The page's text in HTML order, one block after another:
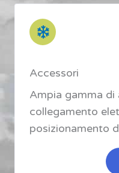
Accessori
Ampia gamma di
collegamento
posizionamento